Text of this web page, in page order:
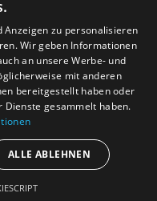
ab 10 Uhr an der
von Patrick! Ich bringe
Anzeigen zu personalisieren
Wir geben Informationen
an unsere Werbe- und
mit anderen
bereitgestellt haben oder
Dienste gesammelt haben.
ALLE ABLEHNEN